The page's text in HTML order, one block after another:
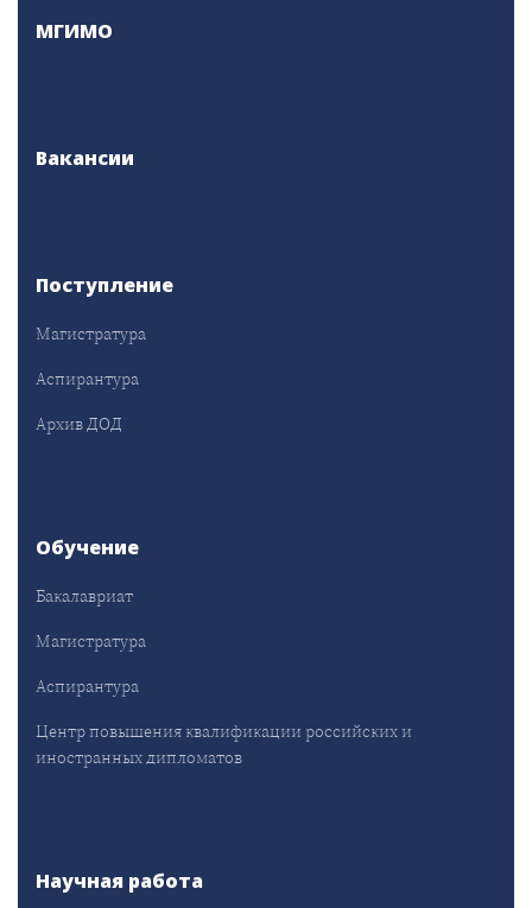
МГИМО
Вакансии
Поступление
Магистратура
Аспирантура
Архив ДОД
Обучение
Бакалавриат
Магистратура
Аспирантура
Центр повышения квалификации российских и
иностранных дипломатов
Научная работа